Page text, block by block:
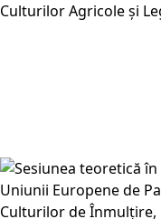
Culturilor Agricole și